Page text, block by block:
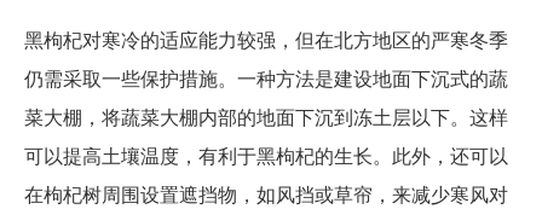
黑枸杞对寒冷的适应能力较强，但在北方地区的严寒冬季
仍需采取一些保护措施。一种方法是建设地面下沉式的蔬
菜大棚，将蔬菜大棚内部的地面下沉到冻土层以下。这样
可以提高土壤温度，有利于黑枸杞的生长。此外，还可以
在枸杞树周围设置遮挡物，如风挡或草帘，来减少寒风对